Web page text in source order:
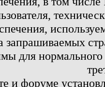
запрашиваемых
для
и форуме